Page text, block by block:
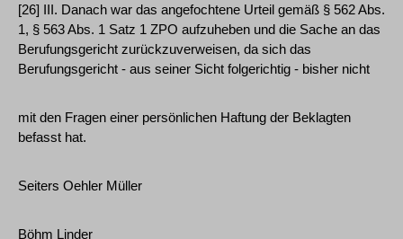
[26] III. Danach war das angefochtene Urteil gemäß § 562 Abs.
1, § 563 Abs. 1 Satz 1 ZPO aufzuheben und die Sache an das
Berufungsgericht zurückzuverweisen, da sich das
Berufungsgericht - aus seiner Sicht folgerichtig - bisher nicht
mit den Fragen einer persönlichen Haftung der Beklagten
befasst hat.
Seiters Oehler Müller
Böhm Linder